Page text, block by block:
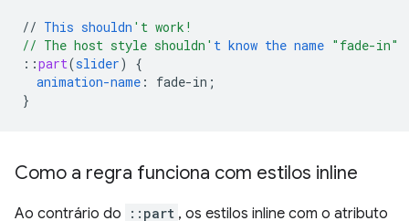
// This shouldn 't work!
// The host style shouldn' t know the name "fade-in"
::part(slider)
{
animation-name : fade-in ;
}
Como a regra funciona com estilos inline
Ao contrário do ::part , os estilos inline com o atributo